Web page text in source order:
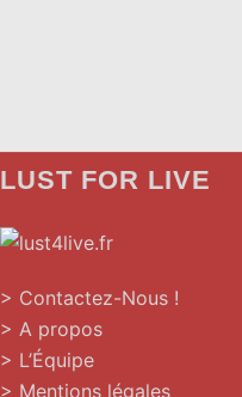
LUST FOR LIVE
> Contactez-Nous !
> A propos
> L’Équipe
> Mentions légales